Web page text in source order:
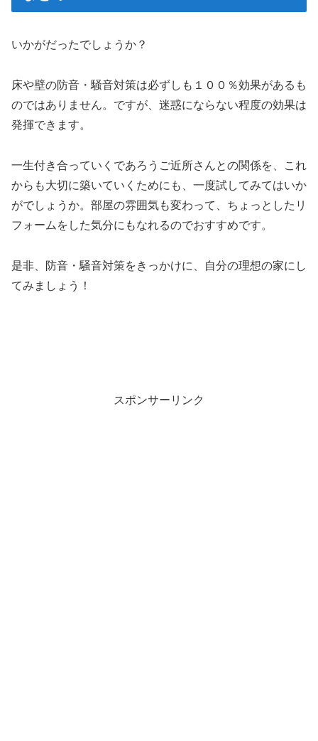
いかがだったでしょうか？
床や壁の防音・騒音対策は必ずしも１００％効果があるも
のではありません。ですが、迷惑にならない程度の効果は
発揮できます。
一生付き合っていくであろうご近所さんとの関係を、これ
からも大切に築いていくためにも、一度試してみてはいか
がでしょうか。部屋の雰囲気も変わって、ちょっとしたリ
フォームをした気分にもなれるのでおすすめです。
是非、防音・騒音対策をきっかけに、自分の理想の家にし
てみましょう！
スポンサーリンク